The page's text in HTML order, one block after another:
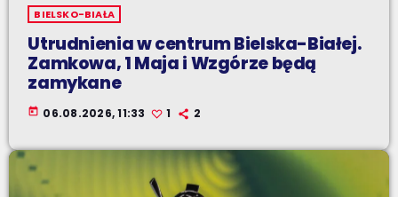
BIELSKO-BIAŁA
Utrudnienia w centrum Bielska-Białej.
Zamkowa, 1 Maja i Wzgórze będą
zamykane
today 06.08.2026, 11:33 1 2